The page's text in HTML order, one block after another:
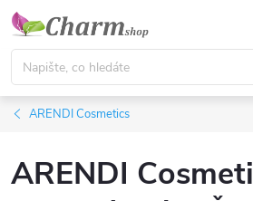
Přejít
obsah
ARENDI Cosmetics
ARENDI